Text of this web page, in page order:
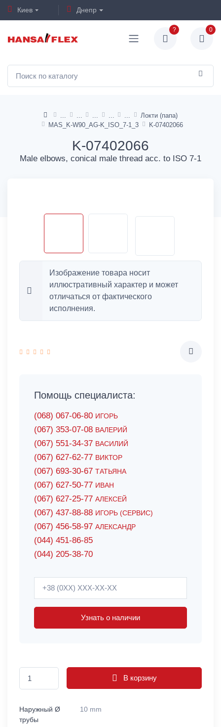
Киев Днепр
? 0
Локти (папа)
MAS_K-W90_AG-K_ISO_7-1_3
K-07402066
K-07402066
Male elbows, conical male thread acc. to ISO 7-1
Изображение товара носит
иллюстративный характер и может
отличаться от фактического
исполнения.
Помощь специалиста:
(068) 067-06-80 ИГОРЬ
(067) 353-07-08 ВАЛЕРИЙ
(067) 551-34-37 ВАСИЛИЙ
(067) 627-62-77 ВИКТОР
(067) 693-30-67 ТАТЬЯНА
(067) 627-50-77 ИВАН
(067) 627-25-77 АЛЕКСЕЙ
(067) 437-88-88 ИГОРЬ (СЕРВИС)
(067) 456-58-97 АЛЕКСАНДР
(044) 451-86-85
(044) 205-38-70
Узнать о наличии
В корзину
Наружный Ø
трубы
10 mm